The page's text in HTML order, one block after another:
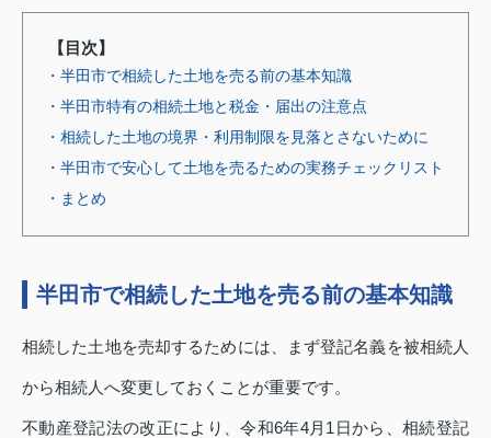
【目次】
・半田市で相続した土地を売る前の基本知識
・半田市特有の相続土地と税金・届出の注意点
・相続した土地の境界・利用制限を見落とさないために
・半田市で安心して土地を売るための実務チェックリスト
・まとめ
半田市で相続した土地を売る前の基本知識
相続した土地を売却するためには、まず登記名義を被相続人
から相続人へ変更しておくことが重要です。
不動産登記法の改正により、令和6年4月1日から、相続登記